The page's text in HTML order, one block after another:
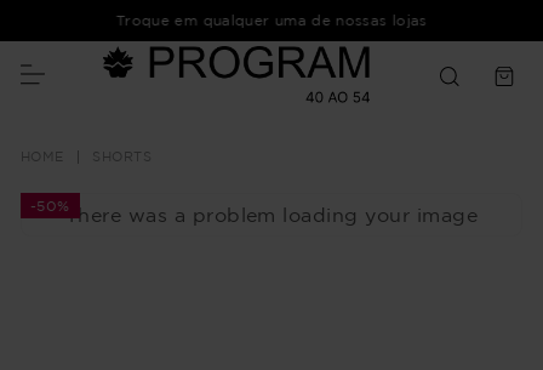
Troque em qualquer uma de nossas lojas
SHORTS
There was a problem loading your image
-50%